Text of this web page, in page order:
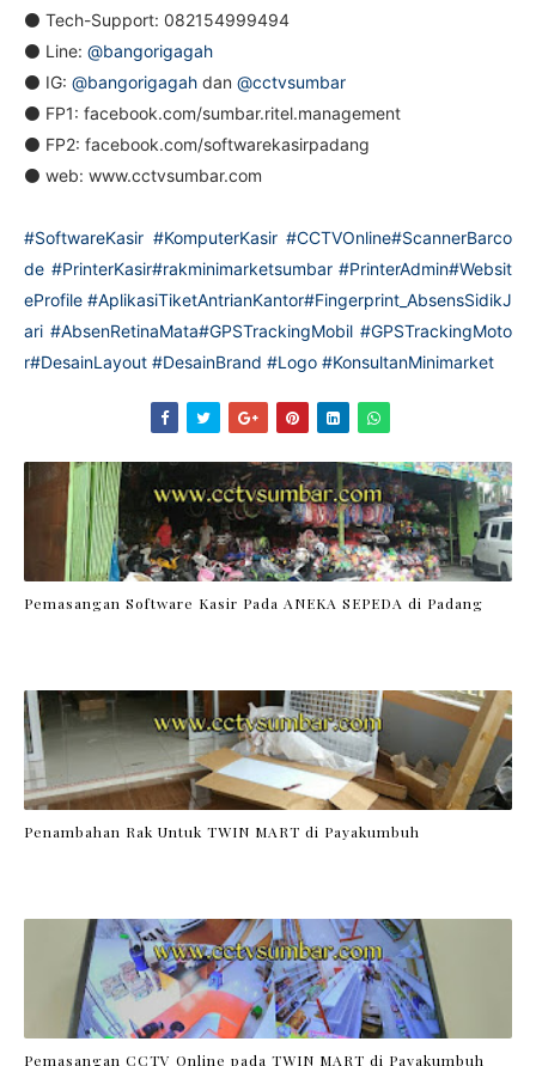
⚫ Tech-Support: 082154999494
⚫ Line: @bangorigagah
⚫ IG: @bangorigagah dan @cctvsumbar
⚫ FP1: facebook.com/sumbar.ritel.management
⚫ FP2: facebook.com/softwarekasirpadang
⚫ web: www.cctvsumbar.com
#SoftwareKasir #KomputerKasir #CCTVOnline#ScannerBarco
de #PrinterKasir#rakminimarketsumbar #PrinterAdmin#Websit
eProfile #AplikasiTiketAntrianKantor#Fingerprint_AbsensSidikJ
ari #AbsenRetinaMata#GPSTrackingMobil #GPSTrackingMoto
r#DesainLayout #DesainBrand #Logo #KonsultanMinimarket
Pemasangan Software Kasir Pada ANEKA SEPEDA di Padang
Penambahan Rak Untuk TWIN MART di Payakumbuh
Pemasangan CCTV Online pada TWIN MART di Payakumbuh